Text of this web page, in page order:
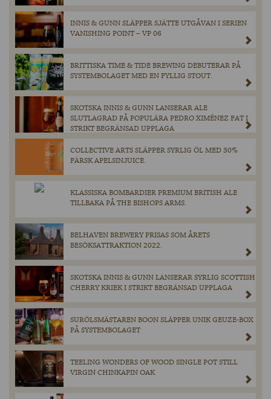
INNIS & GUNN SLÄPPER SJÄTTE UTGÅVAN I SERIEN
VANISHING POINT – VP 06
BRITTISKA TIME & TIDE BREWING DEBUTERAR PÅ
SYSTEMBOLAGET MED EN FYLLIG STOUT.
SKOTSKA INNIS & GUNN LANSERAR ALE
SLUTLAGRAD PÅ POPULÄRA PEDRO XIMÉNEZ FAT I
STRIKT BEGRÄNSAD UPPLAGA
COLLECTIVE ARTS SLÄPPER SYRLIG ÖL MED 30%
FÄRSK APELSINJUICE.
KLASSISKA BOMBARDIER PREMIUM BRITISH ALE
TILLBAKA PÅ THE BISHOPS ARMS.
BELHAVEN BREWERY PRISAS SOM ÅRETS
BESÖKSATTRAKTION 2022.
SKOTSKA INNIS & GUNN LANSERAR SYRLIG SCOTTISH
CHERRY KRIEK I STRIKT BEGRÄNSAD UPPLAGA
SURÖLSMÄSTAREN BOON SLÄPPER UNIK GEUZE-BOX
PÅ SYSTEMBOLAGET
TEELING WONDERS OF WOOD SINGLE POT STILL
VIRGIN CHINKAPIN OAK